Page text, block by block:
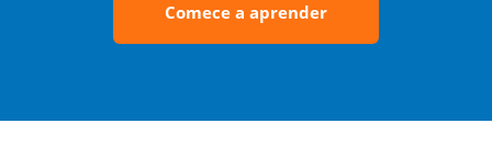
Comece a aprender